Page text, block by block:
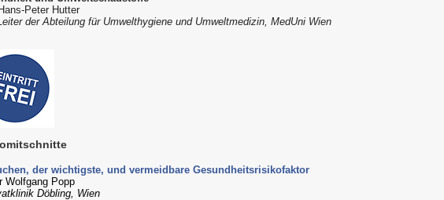
Peter Hutter
der Abteilung für Umwelthygiene und Umweltmedizin, MedUni Wien
der wichtigste, und vermeidbare Gesundheitsrisikofaktor
Wolfgang Popp
Döbling, Wien